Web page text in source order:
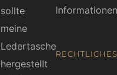
sollte
meine
Ledertasche
hergestellt
Informationen
RECHTLICHES